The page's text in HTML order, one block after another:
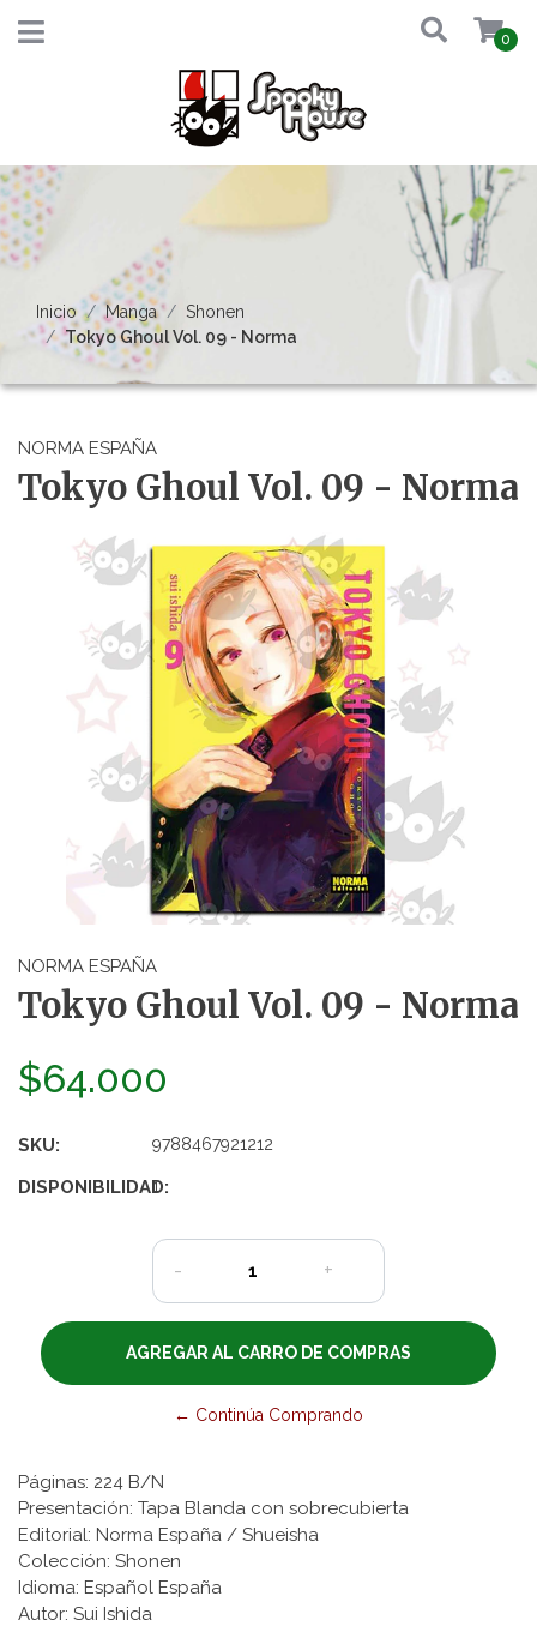
0
Inicio Manga
Shonen
Tokyo Ghoul Vol. 09 - Norma
NORMA ESPAÑA
Tokyo Ghoul Vol. 09 - Norma
NORMA ESPAÑA
Tokyo Ghoul Vol. 09 - Norma
$64.000
SKU: 9788467921212
DISPONIBILIDAD:
1
- +
← Continúa Comprando
Páginas: 224 B/N
Presentación: Tapa Blanda con sobrecubierta
Editorial: Norma España / Shueisha
Colección: Shonen
Idioma: Español España
Autor: Sui Ishida